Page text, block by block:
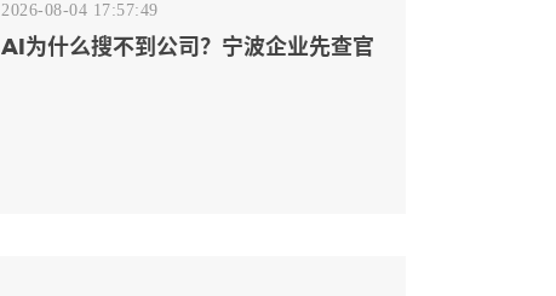
2026-08-04 17:57:49
AI为什么搜不到公司？宁波企业先查官